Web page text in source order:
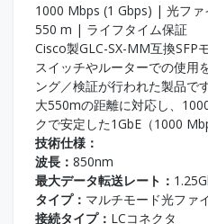
1000 Mbps (1 Gbps) | 光フ
550 m | ライフタイム保証
Cisco製GLC-SX-MM互換SFP
スイッチやルーターでの使用
ング／検証が行われた製品で
大550mの距離に対応し、
クで安定した1GbE（1000
技術仕様：
波長： 850nm
最大データ転送レート：
タイプ： マルチモード光ファ
接続タイプ： LCコネクタ